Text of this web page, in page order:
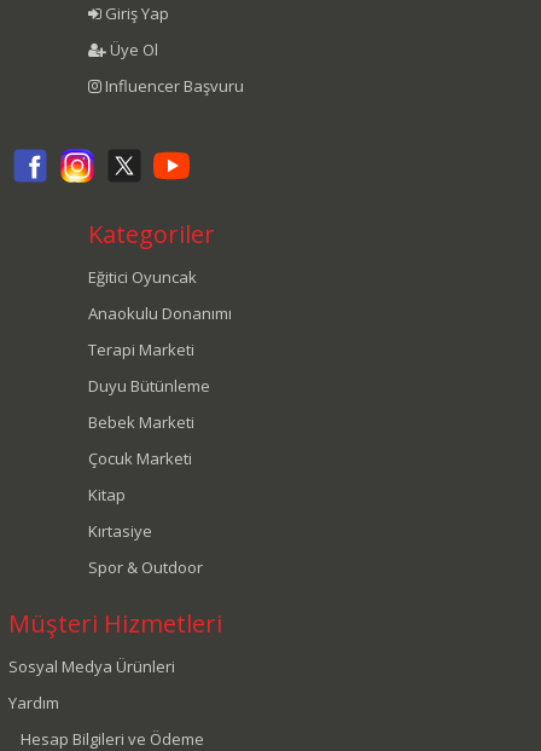
Giriş Yap
Üye Ol
Influencer Başvuru
Kategoriler
Eğitici Oyuncak
Anaokulu Donanımı
Terapi Marketi
Duyu Bütünleme
Bebek Marketi
Çocuk Marketi
Kitap
Kırtasiye
Spor & Outdoor
Müşteri Hizmetleri
Sosyal Medya Ürünleri
Yardım
Hesap Bilgileri ve Ödeme